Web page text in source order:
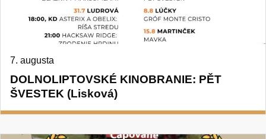
DOLNOLIPTOVSKÉ KINOBRANIE: PĚT
ŠVESTEK (Lisková)
7. augusta